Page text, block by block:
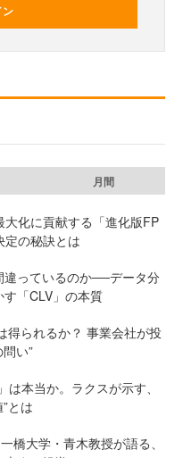
ン
月間
化に貢献する「進化版FP
の秘訣とは
違っているのか──データ分
「CLV」の本質
得られるか？ 事業会社が投
い”
は本当か。ラクスが示す、
とは
橋大学・青木教授が語る、